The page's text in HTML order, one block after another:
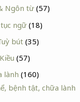
Ngôn từ (57)
ngữ(18)
bút(35)
(57)
lành (160)
bệnh tật, chữa lành